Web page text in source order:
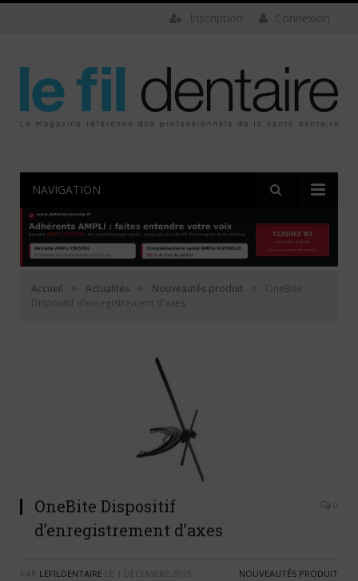
Connexion
Inscription
NAVIGATION
Accueil » Actualités » Nouveautés produit »
OneBite
Dispositif d’enregistrement d’axes
OneBite Dispositif
d’enregistrement d’axes
0
PAR LEFILDENTAIRE LE 1 DÉCEMBRE 2015 NOUVEAUTÉS PRODUIT